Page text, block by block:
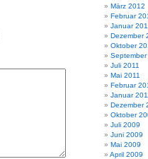
März 2012
Februar
Januar
Dezember
Oktober
September
Juli 2011
Mai 2011
Februar
Januar
Dezember
Oktober
Juli 2009
Juni 2009
Mai 2009
April 2009